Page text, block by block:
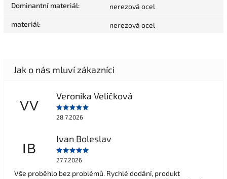
Dominantní materiál: nerezová ocel
materiál: nerezová ocel
VV
Veronika Veličková
28.7.2026
IB
Ivan Boleslav
27.7.2026
Vše proběhlo bez problémů. Rychlé dodání, produkt